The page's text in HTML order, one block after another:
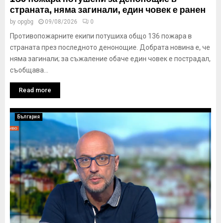
страната, няма загинали, един човек е ранен
by opgbg 09/08/2026 0
Противопожарните екипи потушиха общо 136 пожара в
страната през последното денонощие. Добрата новина е, че
няма загинали; за съжаление обаче един човек е пострадал,
съобщава...
Read more
България